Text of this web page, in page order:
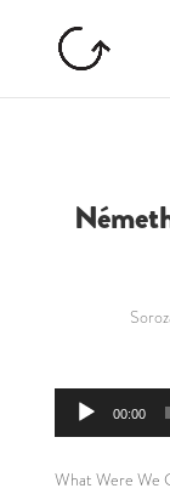
00:00
What Were We